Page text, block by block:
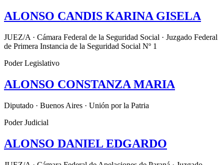
ALONSO CANDIS KARINA GISELA
JUEZ/A · Cámara Federal de la Seguridad Social · Juzgado Federal
de Primera Instancia de la Seguridad Social Nº 1
Poder Legislativo
ALONSO CONSTANZA MARIA
Diputado · Buenos Aires · Unión por la Patria
Poder Judicial
ALONSO DANIEL EDGARDO